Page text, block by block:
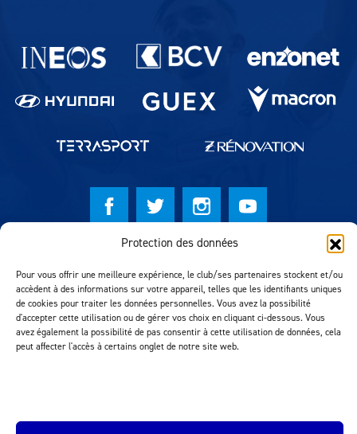
Protection des données
Pour vous offrir une meilleure expérience, le club/ses partenaires stockent et/ou
accèdent à des informations sur votre appareil, telles que les identifiants uniques
de cookies pour traiter les données personnelles. Vous avez la possibilité
d'accepter cette utilisation ou de gérer vos choix en cliquant ci-dessous. Vous
avez également la possibilité de pas consentir à cette utilisation de données, cela
peut affecter l'accès à certains onglet de notre site web.
Partenaires du lausanne-Sport
© Lausanne Sport Football Club 2026
Réalisation MTM Agency